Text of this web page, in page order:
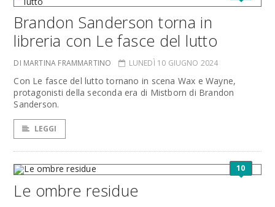
Brandon Sanderson torna in
libreria con Le fasce del lutto
DI MARTINA FRAMMARTINO LUNEDÌ 10 GIUGNO 2024
Con Le fasce del lutto tornano in scena Wax e Wayne,
protagonisti della seconda era di Mistborn di Brandon
Sanderson.
LEGGI
10
Le ombre residue